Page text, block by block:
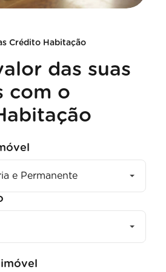
Crédito Habitação
das suas
com o
e Permanente